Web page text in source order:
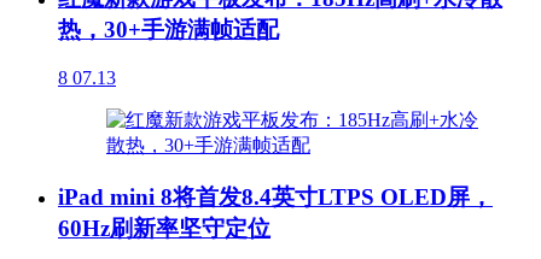
热，30+手游满帧适配
8 07.13
iPad mini 8将首发8.4英寸LTPS OLED屏，
60Hz刷新率坚守定位